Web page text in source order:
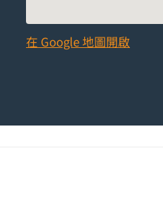
在 Google 地圖開啟